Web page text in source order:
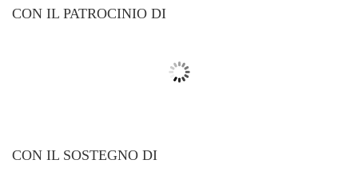
CON IL PATROCINIO DI
CON IL SOSTEGNO DI